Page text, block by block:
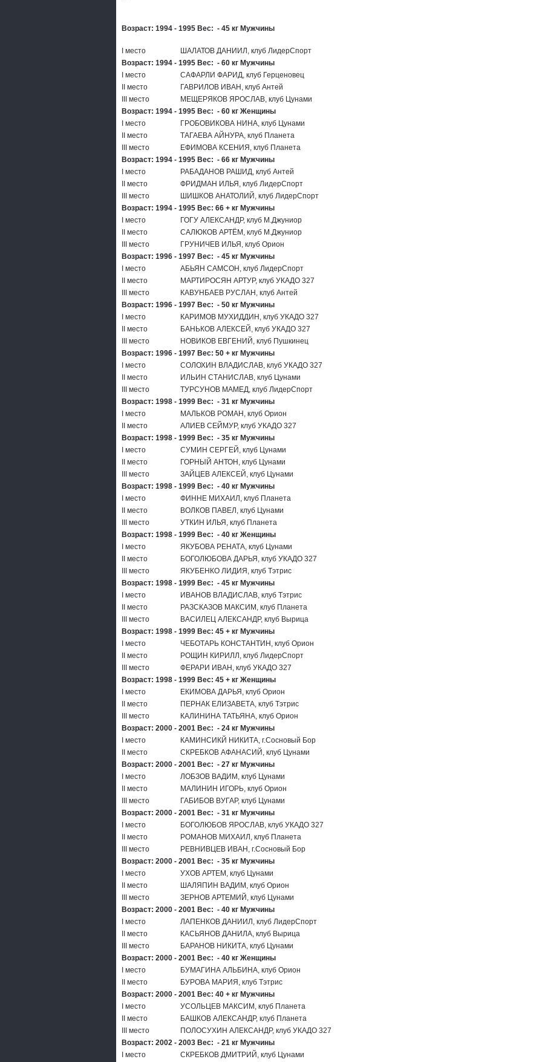
Возраст: 1994 - 1995 Вес: - 45 кг Мужчины
I место
ШАЛАТОВ ДАНИИЛ, клуб ЛидерСпорт
Возраст: 1994 - 1995 Вес: - 60 кг Мужчины
I место
САФАРЛИ ФАРИД, клуб Герценовец
II место
ГАВРИЛОВ ИВАН, клуб Антей
III место
МЕЩЕРЯКОВ ЯРОСЛАВ, клуб Цунами
Возраст: 1994 - 1995 Вес: - 60 кг Женщины
I место
ГРОБОВИКОВА НИНА, клуб Цунами
II место
ТАГАЕВА АЙНУРА, клуб Планета
III место
ЕФИМОВА КСЕНИЯ, клуб Планета
Возраст: 1994 - 1995 Вес: - 66 кг Мужчины
I место
РАБАДАНОВ РАШИД, клуб Антей
II место
ФРИДМАН ИЛЬЯ, клуб ЛидерСпорт
III место
ШИШКОВ АНАТОЛИЙ, клуб ЛидерСпорт
Возраст: 1994 - 1995 Вес: 66 + кг Мужчины
I место
ГОГУ АЛЕКСАНДР, клуб М.Джуниор
II место
САЛЮКОВ АРТЁМ, клуб М.Джуниор
III место
ГРУНИЧЕВ ИЛЬЯ, клуб Орион
Возраст: 1996 - 1997 Вес: - 45 кг Мужчины
I место
АБЬЯН САМСОН, клуб ЛидерСпорт
II место
МАРТИРОСЯН АРТУР, клуб УКАДО 327
III место
КАВУНБАЕВ РУСЛАН, клуб Антей
Возраст: 1996 - 1997 Вес: - 50 кг Мужчины
I место
КАРИМОВ МУХИДДИН, клуб УКАДО 327
II место
БАНЬКОВ АЛЕКСЕЙ, клуб УКАДО 327
III место
НОВИКОВ ЕВГЕНИЙ, клуб Пушкинец
Возраст: 1996 - 1997 Вес: 50 + кг Мужчины
I место
СОЛОХИН ВЛАДИСЛАВ, клуб УКАДО 327
II место
ИЛЬИН СТАНИСЛАВ, клуб Цунами
III место
ТУРСУНОВ МАМЕД, клуб ЛидерСпорт
Возраст: 1998 - 1999 Вес: - 31 кг Мужчины
I место
МАЛЬКОВ РОМАН, клуб Орион
II место
АЛИЕВ СЕЙМУР, клуб УКАДО 327
Возраст: 1998 - 1999 Вес: - 35 кг Мужчины
I место
СУМИН СЕРГЕЙ, клуб Цунами
II место
ГОРНЫЙ АНТОН, клуб Цунами
III место
ЗАЙЦЕВ АЛЕКСЕЙ, клуб Цунами
Возраст: 1998 - 1999 Вес: - 40 кг Мужчины
I место
ФИННЕ МИХАИЛ, клуб Планета
II место
ВОЛКОВ ПАВЕЛ, клуб Цунами
III место
УТКИН ИЛЬЯ, клуб Планета
Возраст: 1998 - 1999 Вес: - 40 кг Женщины
I место
ЯКУБОВА РЕНАТА, клуб Цунами
II место
БОГОЛЮБОВА ДАРЬЯ, клуб УКАДО 327
III место
ЯКУБЕНКО ЛИДИЯ, клуб Тэтрис
Возраст: 1998 - 1999 Вес: - 45 кг Мужчины
I место
ИВАНОВ ВЛАДИСЛАВ, клуб Тэтрис
II место
РАЗСКАЗОВ МАКСИМ, клуб Планета
III место
ВАСИЛЕЦ АЛЕКСАНДР, клуб Вырица
Возраст: 1998 - 1999 Вес: 45 + кг Мужчины
I место
ЧЕБОТАРЬ КОНСТАНТИН, клуб Орион
II место
РОЩИН КИРИЛЛ, клуб ЛидерСпорт
III место
ФЕРАРИ ИВАН, клуб УКАДО 327
Возраст: 1998 - 1999 Вес: 45 + кг Женщины
I место
ЕКИМОВА ДАРЬЯ, клуб Орион
II место
ПЕРНАК ЕЛИЗАВЕТА, клуб Тэтрис
III место
КАЛИНИНА ТАТЬЯНА, клуб Орион
Возраст: 2000 - 2001 Вес: - 24 кг Мужчины
I место
КАМИНСИКЙ НИКИТА, г.Сосновый Бор
II место
СКРЕБКОВ АФАНАСИЙ, клуб Цунами
Возраст: 2000 - 2001 Вес: - 27 кг Мужчины
I место
ЛОБЗОВ ВАДИМ, клуб Цунами
II место
МАЛИНИН ИГОРЬ, клуб Орион
III место
ГАБИБОВ ВУГАР, клуб Цунами
Возраст: 2000 - 2001 Вес: - 31 кг Мужчины
I место
БОГОЛЮБОВ ЯРОСЛАВ, клуб УКАДО 327
II место
РОМАНОВ МИХАИЛ, клуб Планета
III место
РЕВНИВЦЕВ ИВАН, г.Сосновый Бор
Возраст: 2000 - 2001 Вес: - 35 кг Мужчины
I место
УХОВ АРТЕМ, клуб Цунами
II место
ШАЛЯПИН ВАДИМ, клуб Орион
III место
ЗЕРНОВ АРТЕМИЙ, клуб Цунами
Возраст: 2000 - 2001 Вес: - 40 кг Мужчины
I место
ЛАПЕНКОВ ДАНИИЛ, клуб ЛидерСпорт
II место
КАСЬЯНОВ ДАНИЛА, клуб Вырица
III место
БАРАНОВ НИКИТА, клуб Цунами
Возраст: 2000 - 2001 Вес: - 40 кг Женщины
I место
БУМАГИНА АЛЬБИНА, клуб Орион
II место
БУРОВА МАРИЯ, клуб Тэтрис
Возраст: 2000 - 2001 Вес: 40 + кг Мужчины
I место
УСОЛЬЦЕВ МАКСИМ, клуб Планета
II место
БАШКОВ АЛЕКСАНДР, клуб Планета
III место
ПОЛОСУХИН АЛЕКСАНДР, клуб УКАДО 327
Возраст: 2002 - 2003 Вес: - 21 кг Мужчины
I место
СКРЕБКОВ ДМИТРИЙ, клуб Цунами